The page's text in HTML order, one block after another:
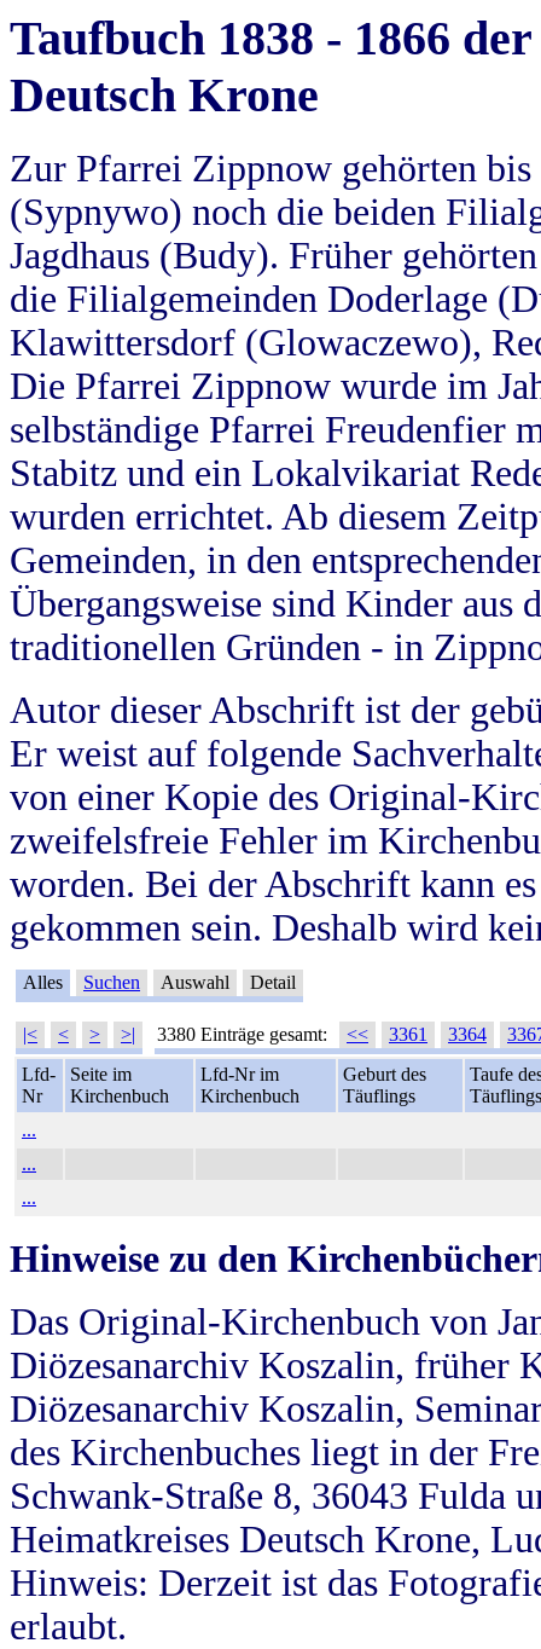
Taufbuch 1838 - 1866
Deutsch Krone
Zur Pfarrei Zippnow gehörten
(Sypnywo) noch die beiden
Jagdhaus (Budy). Früher
die Filialgemeinden Doderlage
Klawittersdorf (Glowaczewo),
Die Pfarrei Zippnow wurde im
selbständige Pfarrei Freudenfier
Stabitz und ein Lokalvikariat
wurden errichtet. Ab diesem
Gemeinden, in den
Übergangsweise sind Kinder aus
traditionellen Gründen - in
Autor dieser Abschrift ist der
Er weist auf folgende
von einer Kopie des Original-
zweifelsfreie Fehler im
worden. Bei der Abschrift kann
gekommen sein. Deshalb wird
Alles Suchen Auswahl Detail
|< < > >| 3380 Einträge gesamt: << 3361 3364
Lfd-
Nr
Seite im
Kirchenbuch
Lfd-Nr im
Kirchenbuch
Geburt des
Täuflings
Taufe
Täuflings
...
...
...
Hinweise zu den
Das Original-Kirchenbuch von
Diözesanarchiv Koszalin, früher
Diözesanarchiv Koszalin,
des Kirchenbuches liegt in der
Schwank-Straße 8, 36043 Fulda
Heimatkreises Deutsch Krone,
Hinweis: Derzeit ist das
erlaubt.